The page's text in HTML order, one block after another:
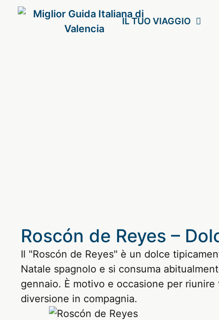
IL TUO VIAGGIO
Roscón de Reyes –
Il "Roscón de Reyes" è un dolce
Natale spagnolo e si consuma
gennaio. È motivo e occasione per
diversione in compagnia.